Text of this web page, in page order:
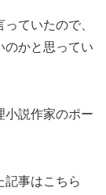
ていたので、
のかと思ってい
小説作家のポー
記事はこちら